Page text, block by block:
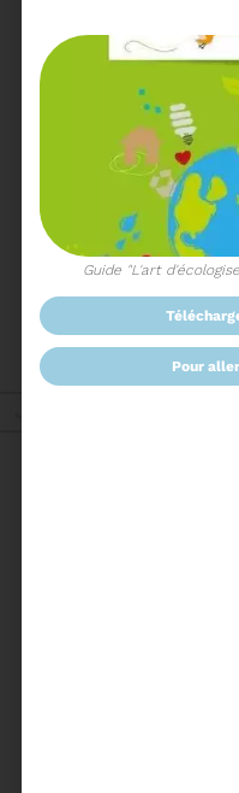
Tempête Nils -
des déchets
11/02/2026
COMITÉ
CONVOCATION
COMITÉ
MERCREDI 25
Guide "L'art
pour